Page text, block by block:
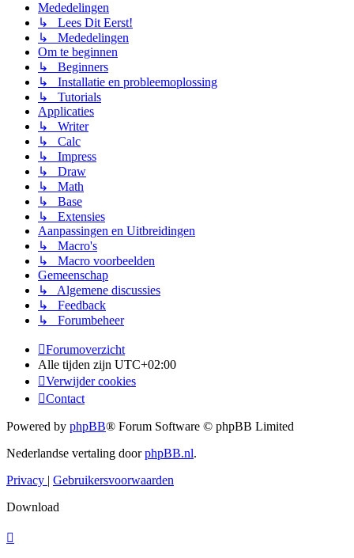
Mededelingen
↳ Lees Dit Eerst!
↳ Mededelingen
Om te beginnen
↳ Beginners
↳ Installatie en probleemoplossing
↳ Tutorials
Applicaties
↳ Writer
↳ Calc
↳ Impress
↳ Draw
↳ Math
↳ Base
↳ Extensies
Aanpassingen en Uitbreidingen
↳ Macro's
↳ Macro voorbeelden
Gemeenschap
↳ Algemene discussies
↳ Feedback
↳ Forumbeheer
Forumoverzicht
Alle tijden zijn UTC+02:00
Verwijder cookies
Contact
Powered by phpBB® Forum Software © phpBB Limited
Nederlandse vertaling doorphpBB.nl.
Privacy | Gebruikersvoorwaarden
Download